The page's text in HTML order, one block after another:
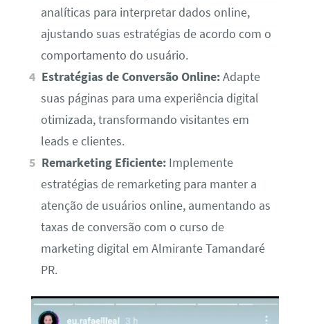
analíticas para interpretar dados online,
ajustando suas estratégias de acordo com o
comportamento do usuário.
Estratégias de Conversão Online:Adapte
suas páginas para uma experiência digital
otimizada, transformando visitantes em
leads e clientes.
Remarketing Eficiente: Implemente
estratégias de remarketing para manter a
atenção de usuários online, aumentando as
taxas de conversão com o curso de
marketing digital em Almirante Tamandaré
PR.